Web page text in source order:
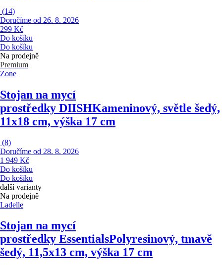
(14)
Doručíme od 26. 8. 2026
299 Kč
Do košíku
Do košíku
Na prodejně
Premium
Zone
Stojan na mycí
prostředky DIISHKameninový, světle šedý,
11x18 cm, výška 17 cm
(8)
Doručíme od 28. 8. 2026
1 949 Kč
Do košíku
Do košíku
další varianty
Na prodejně
Ladelle
Stojan na mycí
prostředky EssentialsPolyresinový, tmavě
šedý, 11,5x13 cm, výška 17 cm